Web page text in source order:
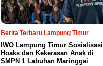
Berita Terbaru Lampung Timur
IWO Lampung Timur Sosialisasi
Hoaks dan Kekerasan Anak di
SMPN 1 Labuhan Maringgai